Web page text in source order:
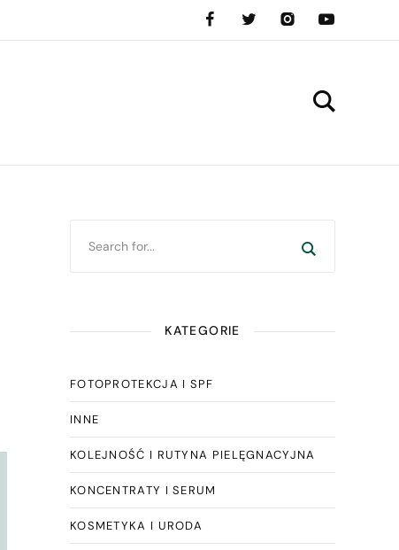
KATEGORIE
FOTOPROTEKCJA I SPF
INNE
KOLEJNOŚĆ I RUTYNA PIELĘGNACYJNA
KONCENTRATY I SERUM
KOSMETYKA I URODA